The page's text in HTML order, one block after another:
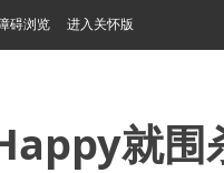
碍浏览 进入关怀版
就围